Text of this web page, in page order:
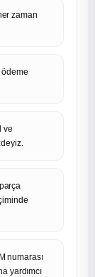
zaman
ve
numarası
yardımcı